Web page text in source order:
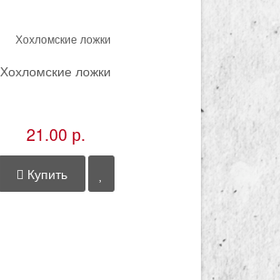
Хохломские ложки
21.00 р.
Купить